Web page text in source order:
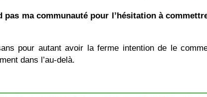
pas ma communauté pour l’hésitation à
pour autant avoir la ferme intention de le
dans l’au-delà.